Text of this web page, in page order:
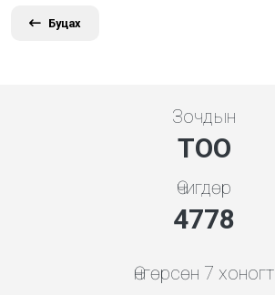
Буцах
Зочдын
ТОО
Өчигдөр
5119
Өнгөрсөн 7 хоногт